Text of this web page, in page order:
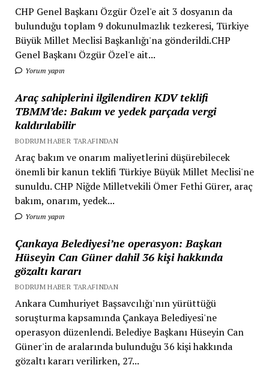
CHP Genel Başkanı Özgür Özel'e ait 3 dosyanın da
bulunduğu toplam 9 dokunulmazlık tezkeresi, Türkiye
Büyük Millet Meclisi Başkanlığı'na gönderildi.CHP
Genel Başkanı Özgür Özel'e ait...
Yorum yapın
Araç sahiplerini ilgilendiren KDV teklifi
TBMM’de: Bakım ve yedek parçada vergi
kaldırılabilir
BODRUM HABER TARAFINDAN
Araç bakım ve onarım maliyetlerini düşürebilecek
önemli bir kanun teklifi Türkiye Büyük Millet Meclisi'ne
sunuldu. CHP Niğde Milletvekili Ömer Fethi Gürer, araç
bakım, onarım, yedek...
Yorum yapın
Çankaya Belediyesi’ne operasyon: Başkan
Hüseyin Can Güner dahil 36 kişi hakkında
gözaltı kararı
BODRUM HABER TARAFINDAN
Ankara Cumhuriyet Başsavcılığı'nın yürüttüğü
soruşturma kapsamında Çankaya Belediyesi'ne
operasyon düzenlendi. Belediye Başkanı Hüseyin Can
Güner'in de aralarında bulunduğu 36 kişi hakkında
gözaltı kararı verilirken, 27...